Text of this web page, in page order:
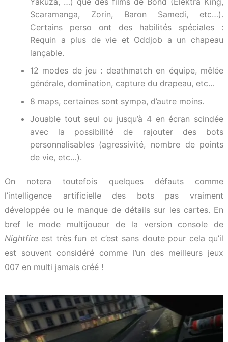
Scaramanga, Zorin, Baron Samedi, etc…).
Certains perso ont des habilités spéciales :
Requin a plus de vie et Oddjob a un chapeau
lançable.
12 modes de jeu : deathmatch en équipe, mêlée
générale, domination, capture du drapeau, etc…
8 maps, certaines sont sympa, d’autre moins.
Jouable tout seul ou jusqu’à 4 en écran scindée
avec la possibilité de rajouter des bots
personnalisables (agressivité, nombre de points
de vie, etc…).
On notera toutefois quelques défauts comme
l’intelligence artificielle des bots pas vraiment
développée ou le manque de détails sur les cartes. En
bref le mode multijoueur de la version console de
Nightfireest très fun et c’est sans doute pour cela qu’il
est souvent considéré comme l’un des meilleurs jeux
007 en multi jamais créé !